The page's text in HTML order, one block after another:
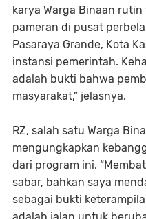
karya Warga Binaan
pameran di pusat
Pasaraya Grande, Kota
instansi pemerintah.
adalah bukti bahwa
masyarakat,” jelasnya.
RZ, salah satu Warga
mengungkapkan
dari program ini.
sabar, bahkan saya
sebagai bukti